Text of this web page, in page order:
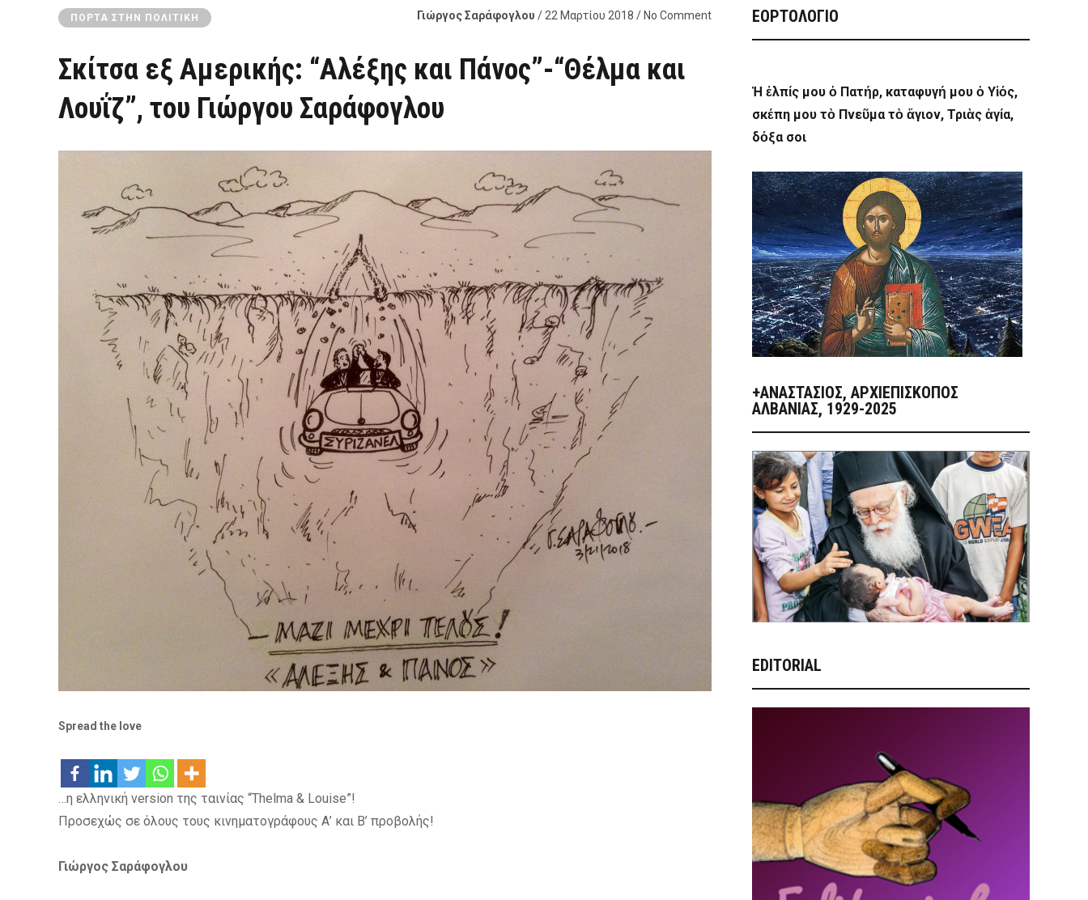
ΠΌΡΤΑ ΣΤΗΝ ΠΟΛΙΤΙΚΉ Γιώργος Σαράφογλου / 22 Μαρτίου 2018 / No Comment
Σκίτσα εξ Αμερικής: “Αλέξης και Πάνος”-“Θέλμα και
Λουΐζ”, του Γιώργου Σαράφογλου
Spread the love
…η ελληνική version της ταινίας “Thelma & Louise”!
Προσεχώς σε όλους τους κινηματογράφους Α’ και Β’ προβολής!
Γιώργος Σαράφογλου
ΕΟΡΤΟΛΟΓΙΟ
Ἡ ἐλπίς μου ὁ Πατήρ, καταφυγή μου ὁ Υἱός,
σκέπη μου τὸ Πνεῦμα τὸ ἅγιον, Τριὰς ἁγία,
δόξα σοι
+ΑΝΑΣΤΆΣΙΟΣ, ΑΡΧΙΕΠΊΣΚΟΠΟΣ
ΑΛΒΑΝΊΑΣ, 1929-2025
EDITORIAL